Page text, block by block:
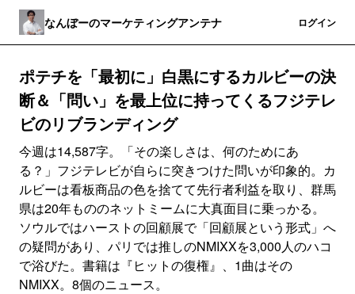
なんぼーのマーケティングアンテナ ログイン
ポテチを「最初に」白黒にするカルビーの決
断＆「問い」を最上位に持ってくるフジテレ
ビのリブランディング
今週は14,587字。「その楽しさは、何のためにあ
る？」フジテレビが自らに突きつけた問いが印象的。カ
ルビーは看板商品の色を捨てて先行者利益を取り、群馬
県は20年もののネットミームに大真面目に乗っかる。
ソウルではハーストの回顧展で「回顧展という形式」へ
の疑問があり、パリでは推しのNMIXXを3,000人のハコ
で浴びた。書籍は『ヒットの復権』、1曲はその
NMIXX。8個のニュース。